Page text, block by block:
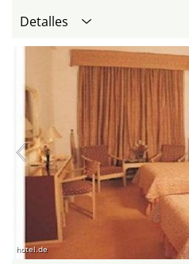
Detalles
hotel.de